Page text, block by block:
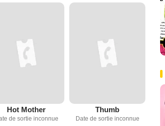
Hot Mother
de sortie inconnue
Thumb
Date de sortie inconnue